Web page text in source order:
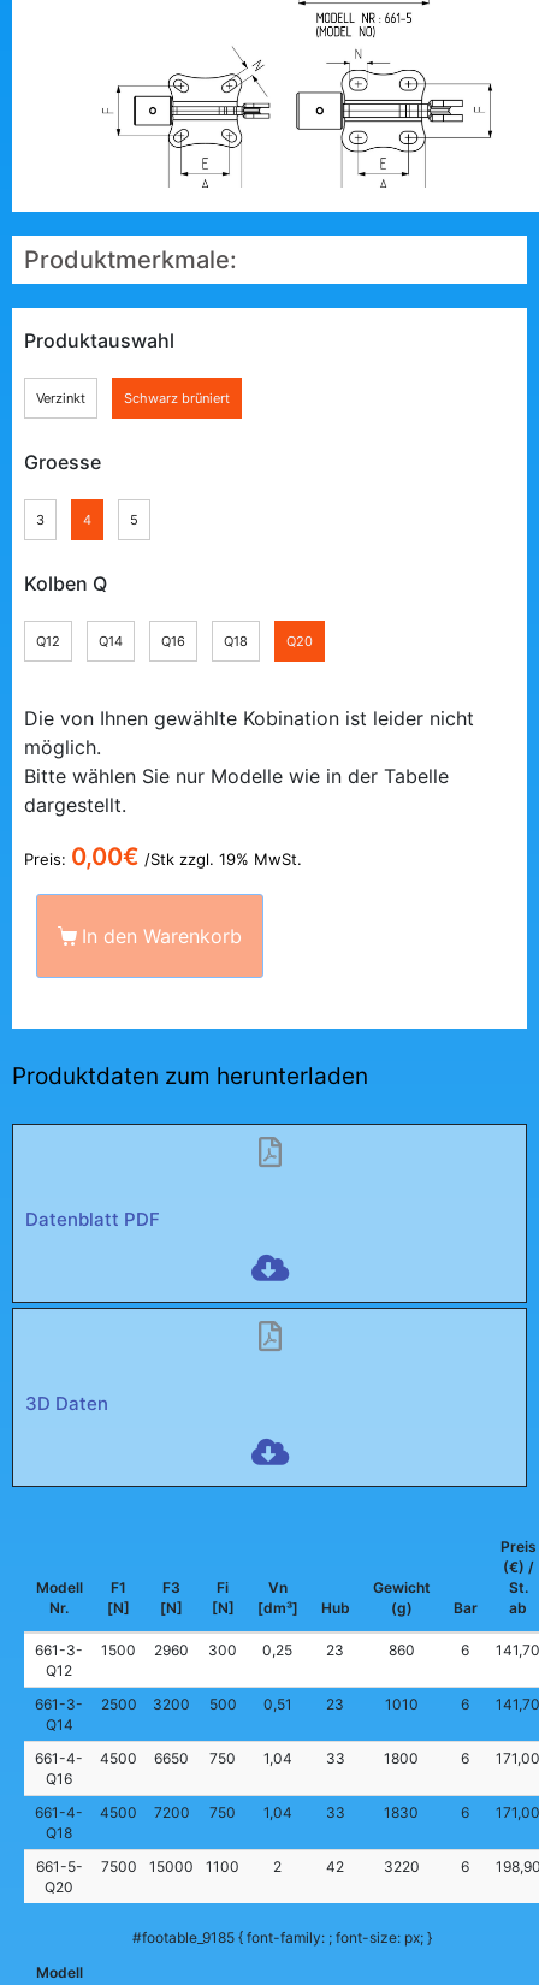
Produktmerkmale:
Produktauswahl
Verzinkt Schwarz brüniert
Groesse
3 4 5
Kolben Q
Q12 Q14 Q16 Q18 Q20
Die von Ihnen gewählte Kobination ist leider nicht
möglich.
Bitte wählen Sie nur Modelle wie in der Tabelle
dargestellt.
Preis: 0,00€ /Stk zzgl. 19% MwSt.
In den Warenkorb
Produktdaten zum herunterladen
Datenblatt PDF
3D Daten
Modell
Nr.
F1
[N]
F3
[N]
Fi
[N]
Vn
[dm³]
Hub
Gewicht
(g)
Bar
Preis
(€) /
St.
ab
661-3-
Q12
1500 2960 300 0,25 23 860 6 141,70
661-3-
Q14
2500 3200 500 0,51 23 1010 6 141,70
661-4-
Q16
4500 6650 750 1,04 33 1800 6 171,00
661-4-
Q18
4500 7200 750 1,04 33 1830 6 171,00
661-5-
Q20
7500 15000 1100 2 42 3220 6
#footable_9185 { font-family: ; font-size: px; }
Modell